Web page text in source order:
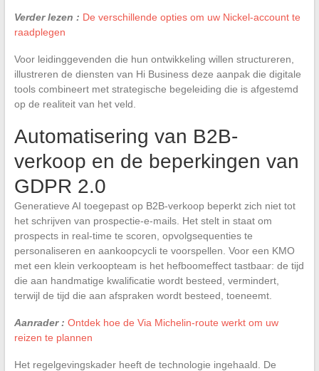
Verder lezen : De verschillende opties om uw Nickel-account te
raadplegen
Voor leidinggevenden die hun ontwikkeling willen structureren,
illustreren de diensten van Hi Business deze aanpak die digitale
tools combineert met strategische begeleiding die is afgestemd
op de realiteit van het veld.
Automatisering van B2B-
verkoop en de beperkingen van
GDPR 2.0
Generatieve AI toegepast op B2B-verkoop beperkt zich niet tot
het schrijven van prospectie-e-mails. Het stelt in staat om
prospects in real-time te scoren, opvolgsequenties te
personaliseren en aankoopcycli te voorspellen. Voor een KMO
met een klein verkoopteam is het hefboomeffect tastbaar: de tijd
die aan handmatige kwalificatie wordt besteed, vermindert,
terwijl de tijd die aan afspraken wordt besteed, toeneemt.
Aanrader : Ontdek hoe de Via Michelin-route werkt om uw
reizen te plannen
Het regelgevingskader heeft de technologie ingehaald. De